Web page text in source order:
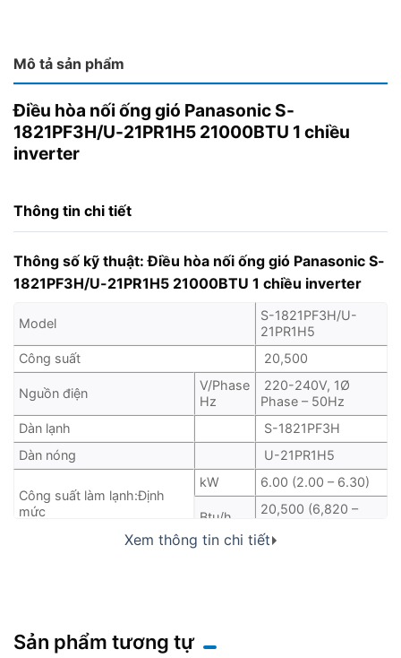
Mô tả sản phẩm
Điều hòa nối ống gió Panasonic S-
1821PF3H/U-21PR1H5 21000BTU 1 chiều
inverter
Thông tin chi tiết
Thông số kỹ thuật: Điều hòa nối ống gió Panasonic S-
1821PF3H/U-21PR1H5 21000BTU 1 chiều inverter
Model
S-1821PF3H/U-
21PR1H5
Công suất
20,500
Nguồn điện
V/Phase
Hz
220-240V, 1Ø
Phase – 50Hz
Dàn lạnh
S-1821PF3H
Dàn nóng
U-21PR1H5
Công suất làm lạnh:Định
mức
kW 6.00 (2.00 – 6.30)
Btu/h
20,500 (6,820 –
W/W
Xem thông tin chi tiết
Sản phẩm tương tự